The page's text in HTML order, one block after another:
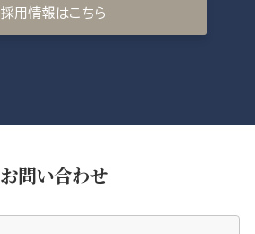
採用情報はこちら
お問い合わせ